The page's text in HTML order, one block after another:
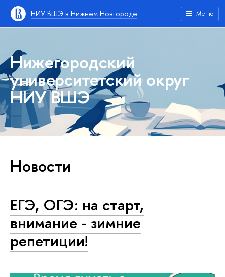
НИУ ВШЭ в Нижнем Новгороде Меню
Нижегородский
университетский округ
НИУ ВШЭ
Новости
ЕГЭ, ОГЭ: на старт,
внимание - зимние
репетиции!